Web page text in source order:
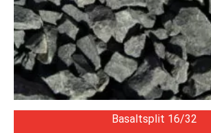
Basaltsplit 16/32